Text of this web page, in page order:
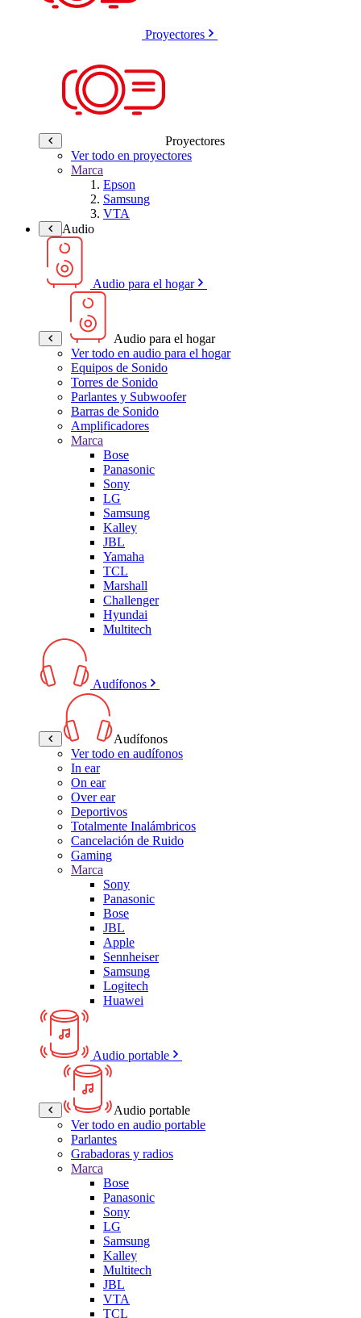
Proyectores
Proyectores
Ver todo en proyectores
Marca
Epson
Samsung
VTA
Audio
Audio para el hogar
Audio para el hogar
Ver todo en audio para el hogar
Equipos de Sonido
Torres de Sonido
Parlantes y Subwoofer
Barras de Sonido
Amplificadores
Marca
Bose
Panasonic
Sony
LG
Samsung
Kalley
JBL
Yamaha
TCL
Marshall
Challenger
Hyundai
Multitech
Audífonos
Audífonos
Ver todo en audífonos
In ear
On ear
Over ear
Deportivos
Totalmente Inalámbricos
Cancelación de Ruido
Gaming
Marca
Sony
Panasonic
Bose
JBL
Apple
Sennheiser
Samsung
Logitech
Huawei
Audio portable
Audio portable
Ver todo en audio portable
Parlantes
Grabadoras y radios
Marca
Bose
Panasonic
Sony
LG
Samsung
Kalley
Multitech
JBL
VTA
TCL